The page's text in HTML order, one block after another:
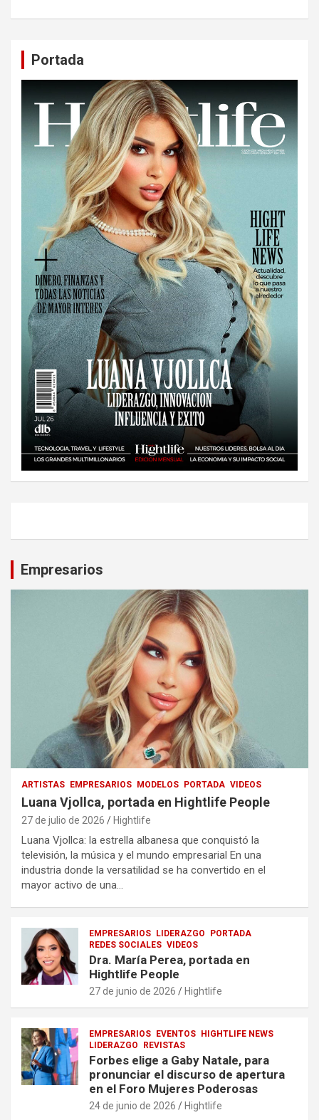
Portada
Empresarios
ARTISTAS EMPRESARIOS MODELOS PORTADA VIDEOS
Luana Vjollca, portada en Hightlife People
27 de julio de 2026 Hightlife
Luana Vjollca: la estrella albanesa que conquistó la
televisión, la música y el mundo empresarial En una
industria donde la versatilidad se ha convertido en el
mayor activo de una…
EMPRESARIOS LIDERAZGO
PORTADA
REDES SOCIALES VIDEOS
Dra. María Perea, portada en
Hightlife People
27 de junio de 2026 Hightlife
EMPRESARIOS EVENTOS
HIGHTLIFE NEWS
LIDERAZGO
REVISTAS
Forbes elige a Gaby Natale, para
pronunciar el discurso de apertura
en el Foro Mujeres Poderosas
24 de junio de 2026 Hightlife